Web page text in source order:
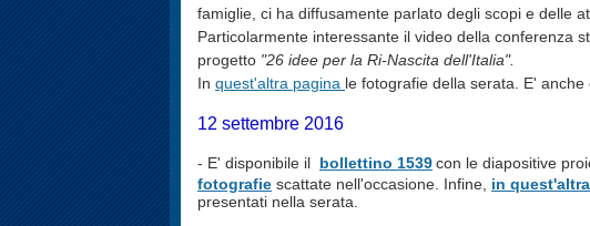
famiglie, ci ha diffusamente parlato degli scopi e delle
Particolarmente interessante il video della conferenza
progetto "26 idee per la Ri-Nascita dell'Italia".
In quest'altra pagina le fotografie della serata. E' anche
12 settembre 2016
- E' disponibile il bollettino 1539con le diapositive
fotografie scattate nell'occasione. Infine, in
presentati nella serata.